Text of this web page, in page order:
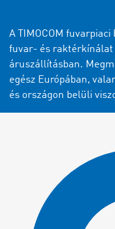
A TIMOCOM
fuvar- és raktérkínálat
áruszállításban.
egész Európában,
és országon belüli